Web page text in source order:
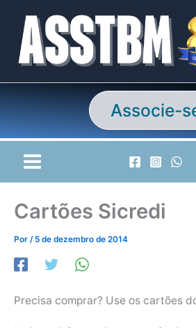
conteúdo
Associe-
Cartões Sicredi
Por / 5 de dezembro de 2014
Precisa comprar? Use os cartões